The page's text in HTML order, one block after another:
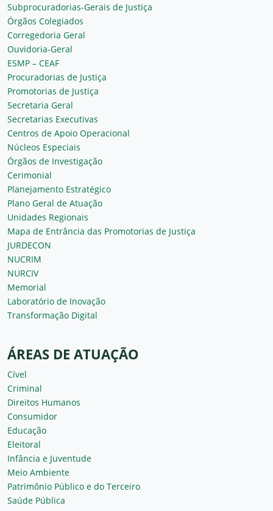
Subprocuradorias-Gerais de Justiça
Órgãos Colegiados
Corregedoria Geral
Ouvidoria-Geral
ESMP – CEAF
Procuradorias de Justiça
Promotorias de Justiça
Secretaria Geral
Secretarias Executivas
Centros de Apoio Operacional
Núcleos Especiais
Órgãos de Investigação
Cerimonial
Planejamento Estratégico
Plano Geral de Atuação
Unidades Regionais
Mapa de Entrância das Promotorias de Justiça
JURDECON
NUCRIM
NURCIV
Memorial
Laboratório de Inovação
Transformação Digital
ÁREAS DE ATUAÇÃO
Cível
Criminal
Direitos Humanos
Consumidor
Educação
Eleitoral
Infância e Juventude
Meio Ambiente
Patrimônio Público e do Terceiro
Saúde Pública